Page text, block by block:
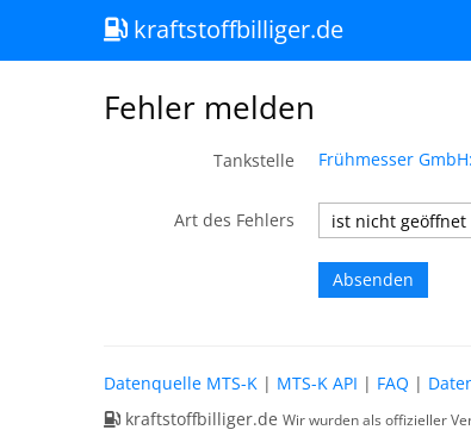
kraftstoffbilliger.de
Fehler melden
Tankstelle Frühmesser
Art des Fehlers
Datenquelle MTS-K | MTS-K API | FAQ |
kraftstoffbilliger.de Wir wurden als offizieller